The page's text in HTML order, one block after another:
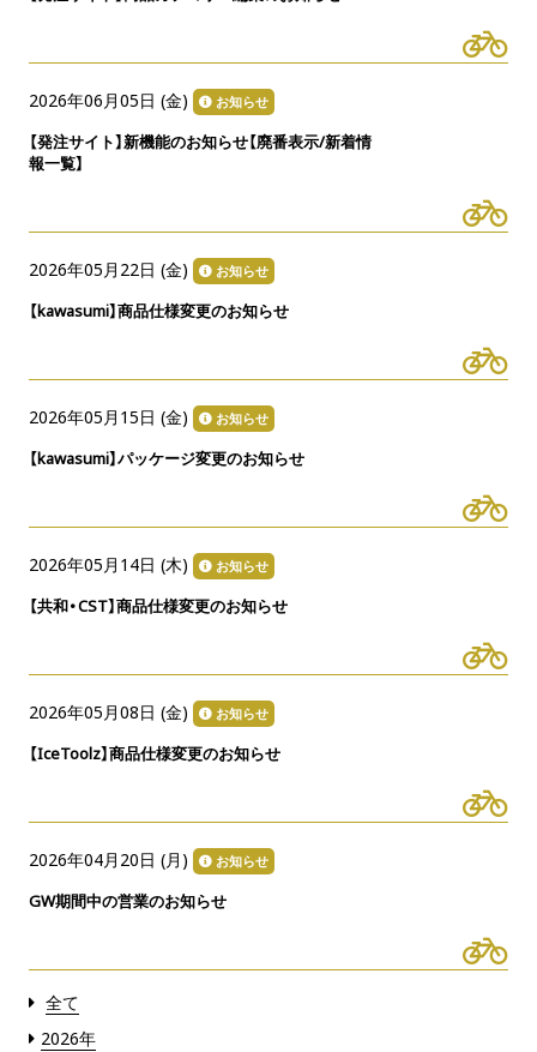
全て
2026年
2026年06月05日 (金) お知らせ
【発注サイト】新機能のお知らせ【廃番表示/新着情
報一覧】
2026年05月22日 (金) お知らせ
【kawasumi】商品仕様変更のお知らせ
2026年05月15日 (金) お知らせ
【kawasumi】パッケージ変更のお知らせ
2026年05月14日 (木) お知らせ
【共和・CST】商品仕様変更のお知らせ
2026年05月08日 (金) お知らせ
【IceToolz】商品仕様変更のお知らせ
2026年04月20日 (月 ) お知らせ
GW期間中の営業のお知らせ